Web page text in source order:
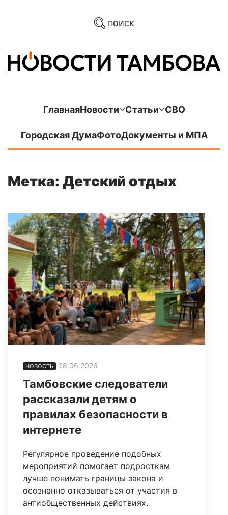
поиск
ГлавнаяНовости Статьи СВО
Городская ДумаФотоДокументы и МПА
Метка: Детский отдых
НОВОСТЬ 28.06.2026
Тамбовские следователи
рассказали детям о
правилах безопасности в
интернете
Регулярное проведение подобных
мероприятий помогает подросткам
лучше понимать границы закона и
осознанно отказываться от участия в
антиобщественных действиях.